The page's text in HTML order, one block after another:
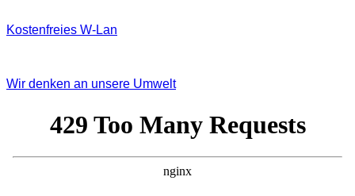
Kostenfreies W‐Lan
Wir denken an unsere Umwelt